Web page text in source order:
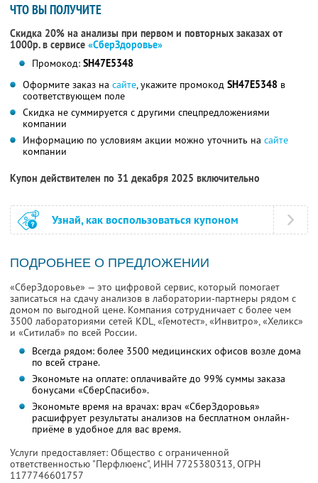
ЧТО ВЫ ПОЛУЧИТЕ
Скидка 20% на анализы при первом и повторных заказах от
1000р. в сервисе «СберЗдоровье»
Промокод: SH47E5348
Оформите заказ на сайте, укажите промокод SH47E5348 в
соответствующем поле
Скидка не суммируется с другими спецпредложениями
компании
Информацию по условиям акции можно уточнить на сайте
компании
Купон действителен по 31 декабря 2025 включительно
Узнай, как воспользоваться купоном
ПОДРОБНЕЕ О ПРЕДЛОЖЕНИИ
«СберЗдоровье» — это цифровой сервис, который помогает
записаться на сдачу анализов в лаборатории-партнеры рядом с
домом по выгодной цене. Компания сотрудничает с более чем
3500 лабораториями сетей KDL, «Гемотест», «Инвитро», «Хеликс»
и «Ситилаб» по всей России.
Всегда рядом: более 3500 медицинских офисов возле дома
по всей стране.
Экономьте на оплате: оплачивайте до 99% суммы заказа
бонусами «СберСпасибо».
Экономьте время на врачах: врач «СберЗдоровья»
расшифрует результаты анализов на бесплатном онлайн-
приёме в удобное для вас время.
Услуги предоставляет: Общество с ограниченной
ответственностью "Перфлюенс", ИНН 7725380313, ОГРН
1177746601757